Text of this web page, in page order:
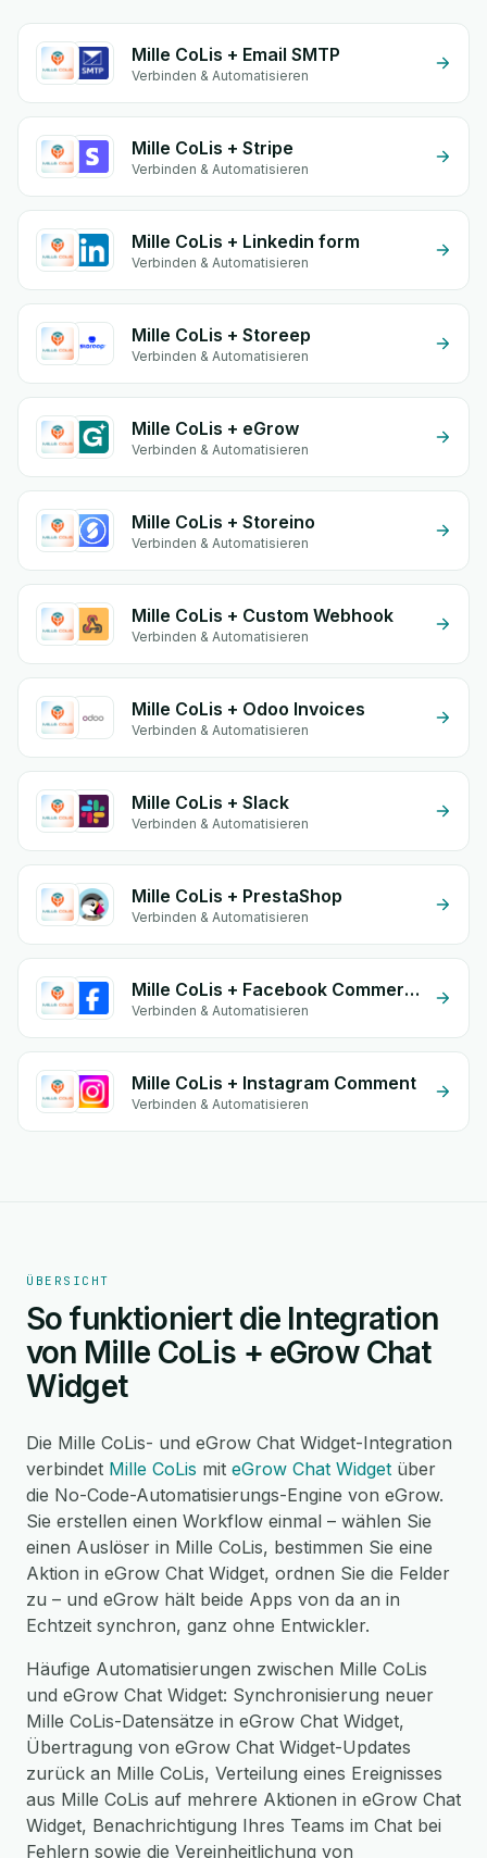
Mille CoLis + Email SMTP
Verbinden & Automatisieren
Mille CoLis + Stripe
Verbinden & Automatisieren
Mille CoLis + Linkedin form
Verbinden & Automatisieren
Mille CoLis + Storeep
Verbinden & Automatisieren
Mille CoLis + eGrow
Verbinden & Automatisieren
Mille CoLis + Storeino
Verbinden & Automatisieren
Mille CoLis + Custom Webhook
Verbinden & Automatisieren
Mille CoLis + Odoo Invoices
Verbinden & Automatisieren
Mille CoLis + Slack
Verbinden & Automatisieren
Mille CoLis + PrestaShop
Verbinden & Automatisieren
Mille CoLis + Facebook Commerce
Verbinden & Automatisieren
Mille CoLis + Instagram Comment
Verbinden & Automatisieren
ÜBERSICHT
So funktioniert die Integration
von Mille CoLis + eGrow Chat
Widget
Die Mille CoLis- und eGrow Chat Widget-Integration
verbindet Mille CoLis mit eGrow Chat Widget über
die No-Code-Automatisierungs-Engine von eGrow.
Sie erstellen einen Workflow einmal – wählen Sie
einen Auslöser in Mille CoLis, bestimmen Sie eine
Aktion in eGrow Chat Widget, ordnen Sie die Felder
zu – und eGrow hält beide Apps von da an in
Echtzeit synchron, ganz ohne Entwickler.
Häufige Automatisierungen zwischen Mille CoLis
und eGrow Chat Widget: Synchronisierung neuer
Mille CoLis-Datensätze in eGrow Chat Widget,
Übertragung von eGrow Chat Widget-Updates
zurück an Mille CoLis, Verteilung eines Ereignisses
aus Mille CoLis auf mehrere Aktionen in eGrow Chat
Widget, Benachrichtigung Ihres Teams im Chat bei
Fehlern sowie die Vereinheitlichung von